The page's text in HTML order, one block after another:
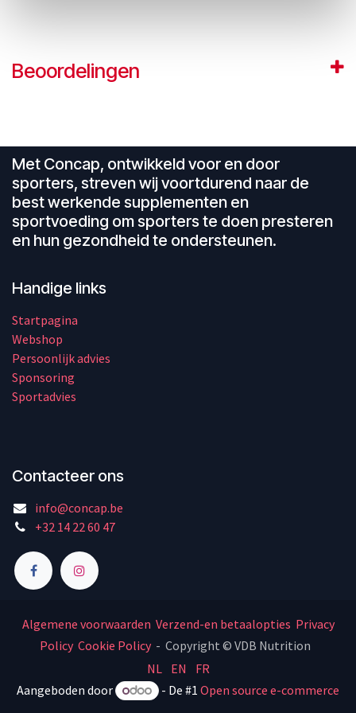
Beoordelingen
Met Concap, ontwikkeld voor en door
sporters, streven wij voortdurend naar de
best werkende supplementen en
sportvoeding om sporters te doen presteren
en hun gezondheid te ondersteunen.
Handige links
Startpagina
Webshop
Persoonlijk advies
Sponsoring
Sportadvies
Contacteer ons
info@concap.be
+32 14 22 60 47
Algemene voorwaarden Verzend-en betaalopties Privacy
Policy Cookie Policy- Copyright © VDB Nutrition
NL
EN
FR
Aangeboden door
- De #1 Open source e-commerce